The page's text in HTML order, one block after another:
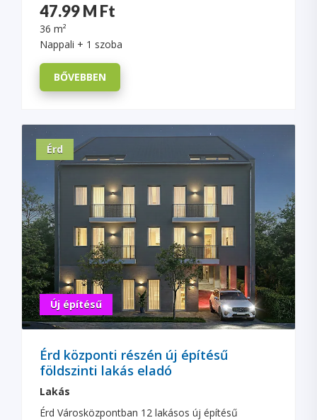
47.99 M Ft
36 m²
Nappali + 1 szoba
BŐVEBBEN
Érd
Új építésű
Érd központi részén új építésű
földszinti lakás eladó
Lakás
Érd Városközpontban 12 lakásos új építésű